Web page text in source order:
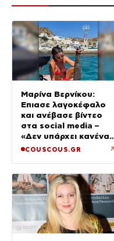
Μαρίνα Βερνίκου:
Έπιασε λαγοκέφαλο
και ανέβασε βίντεο
στα social media –
«Δεν υπάρχει κανένας
λόγος να φοβόμαστε»
COUSCOUS.GR ↗